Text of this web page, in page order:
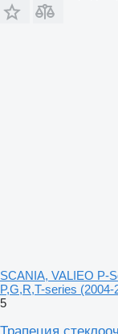
SCANIA, VALIEO P-
P,G,R,T-series (2004-
5
Трапеция